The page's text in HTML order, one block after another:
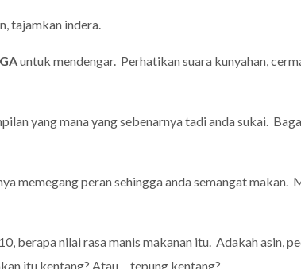
tajamkan indera.
untuk mendengar. Perhatikan suara kunyahan,
yang mana yang sebenarnya tadi anda sukai.
memegang peran sehingga anda semangat
berapa nilai rasa manis makanan itu. Adakah asin,
itu kentang? Atau… tepung kentang?